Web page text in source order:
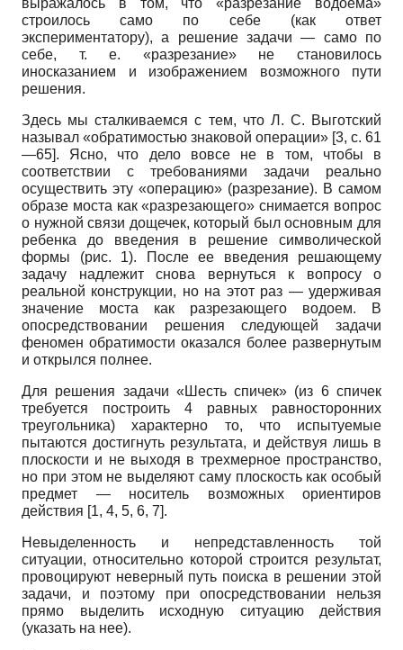
строилось само по себе (как ответ
экспериментатору), а решение задачи — само по
себе, т. е. «разрезание» не становилось
иносказанием и изображением возможного пути
решения.
Здесь мы сталкиваемся с тем, что Л. С. Выготский
называл «обратимостью знаковой операции» [3, с. 61
—65]. Ясно, что дело вовсе не в том, чтобы в
соответствии с требованиями задачи реально
осуществить эту «операцию» (разрезание). В самом
образе моста как «разрезающего» снимается вопрос
о нужной связи дощечек, который был основным для
ребенка до введения в решение символической
формы (рис. 1). После ее введения решающему
задачу надлежит снова вернуться к вопросу о
реальной конструкции, но на этот раз — удерживая
значение моста как разрезающего водоем. В
опосредствовании решения следующей задачи
феномен обратимости оказался более развернутым
и открылся полнее.
Для решения задачи «Шесть спичек» (из 6 спичек
требуется построить 4 равных равносторонних
треугольника) характерно то, что испытуемые
пытаются достигнуть результата, и действуя лишь в
плоскости и не выходя в трехмерное пространство,
но при этом не выделяют саму плоскость как особый
предмет — носитель возможных ориентиров
действия [1, 4, 5, 6, 7].
Невыделенность и непредставленность той
ситуации, относительно которой строится результат,
провоцируют неверный путь поиска в решении этой
задачи, и поэтому при опосредствовании нельзя
прямо выделить исходную ситуацию действия
(указать на нее).